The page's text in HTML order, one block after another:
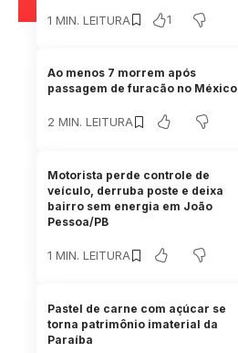
1 MIN. LEITURA 1
Ao menos 7 morrem após
passagem de furacão no México
2 MIN. LEITURA
Motorista perde controle de
veículo, derruba poste e deixa
bairro sem energia em João
Pessoa/PB
1 MIN. LEITURA
Pastel de carne com açúcar se
torna patrimônio imaterial da
Paraíba